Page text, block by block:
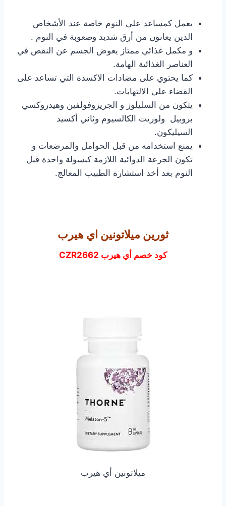
يعمل كمساعد على النوم خاصة عند الأشخاص
الذين يعانون من أرق شديد وصعوبة في النوم .
و مكمل غذائي ممتاز يعوض الجسم عن النقص في
العناصر الغذائية الهامة.
كما يحتوي على مضادات الاكسدة التي تساعد على
القضاء على الالتهابات.
يتكون من السليلوز و الجريزوفولفين وهيدروكسي
بروبيل ولوريت الكالسيوم وثاني أكسيد
السيليكون.
يمنع استخدامه من قبل الحوامل والمرضعات و
تكون الجرعة الدوائية اللازمة كبسولة واحدة قبل
النوم بعد أخذ استشارة الطبيب المعالج.
ثورين ميلاتونين اي هيرب
كود خصم أي هيرب CZR2662
ميلاتونين أي هيرب